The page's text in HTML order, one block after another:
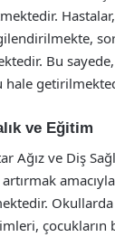
Bu
ve Eğitim
Ağız ve Diş